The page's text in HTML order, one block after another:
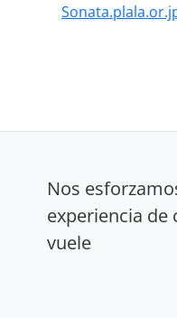
Nos
experiencia de
vuele